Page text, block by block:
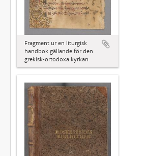
Fragment ur en liturgisk
handbok gällande för den
grekisk-ortodoxa kyrkan